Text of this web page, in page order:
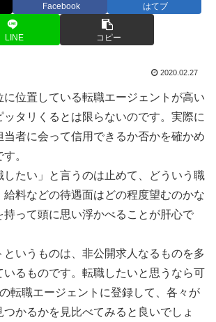
Facebook はてブ
LINE コピー
2020.02.27
に位置している転職エージェントが高い
タリくるとは限らないのです。実際に
当者に会って信用できるか否かを確かめ
。
したい」と言うのは止めて、どういう職
給料などの待遇面はどの程度望むのかな
持って頭に思い浮かべることが肝心で
というものは、非公開求人なるものを多
いるものです。転職したいと思うなら可
転職エージェントに登録して、各々が
かるかを見比べてみると良いでしょ